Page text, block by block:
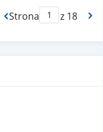
Strona
Max Stronaz 18